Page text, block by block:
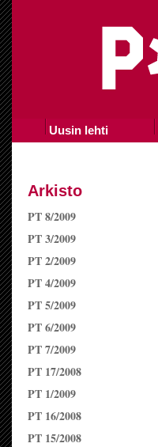
Uusin lehti
Arkisto
PT 8/2009
PT 3/2009
PT 2/2009
PT 4/2009
PT 5/2009
PT 6/2009
PT 7/2009
PT 17/2008
PT 1/2009
PT 16/2008
PT 15/2008